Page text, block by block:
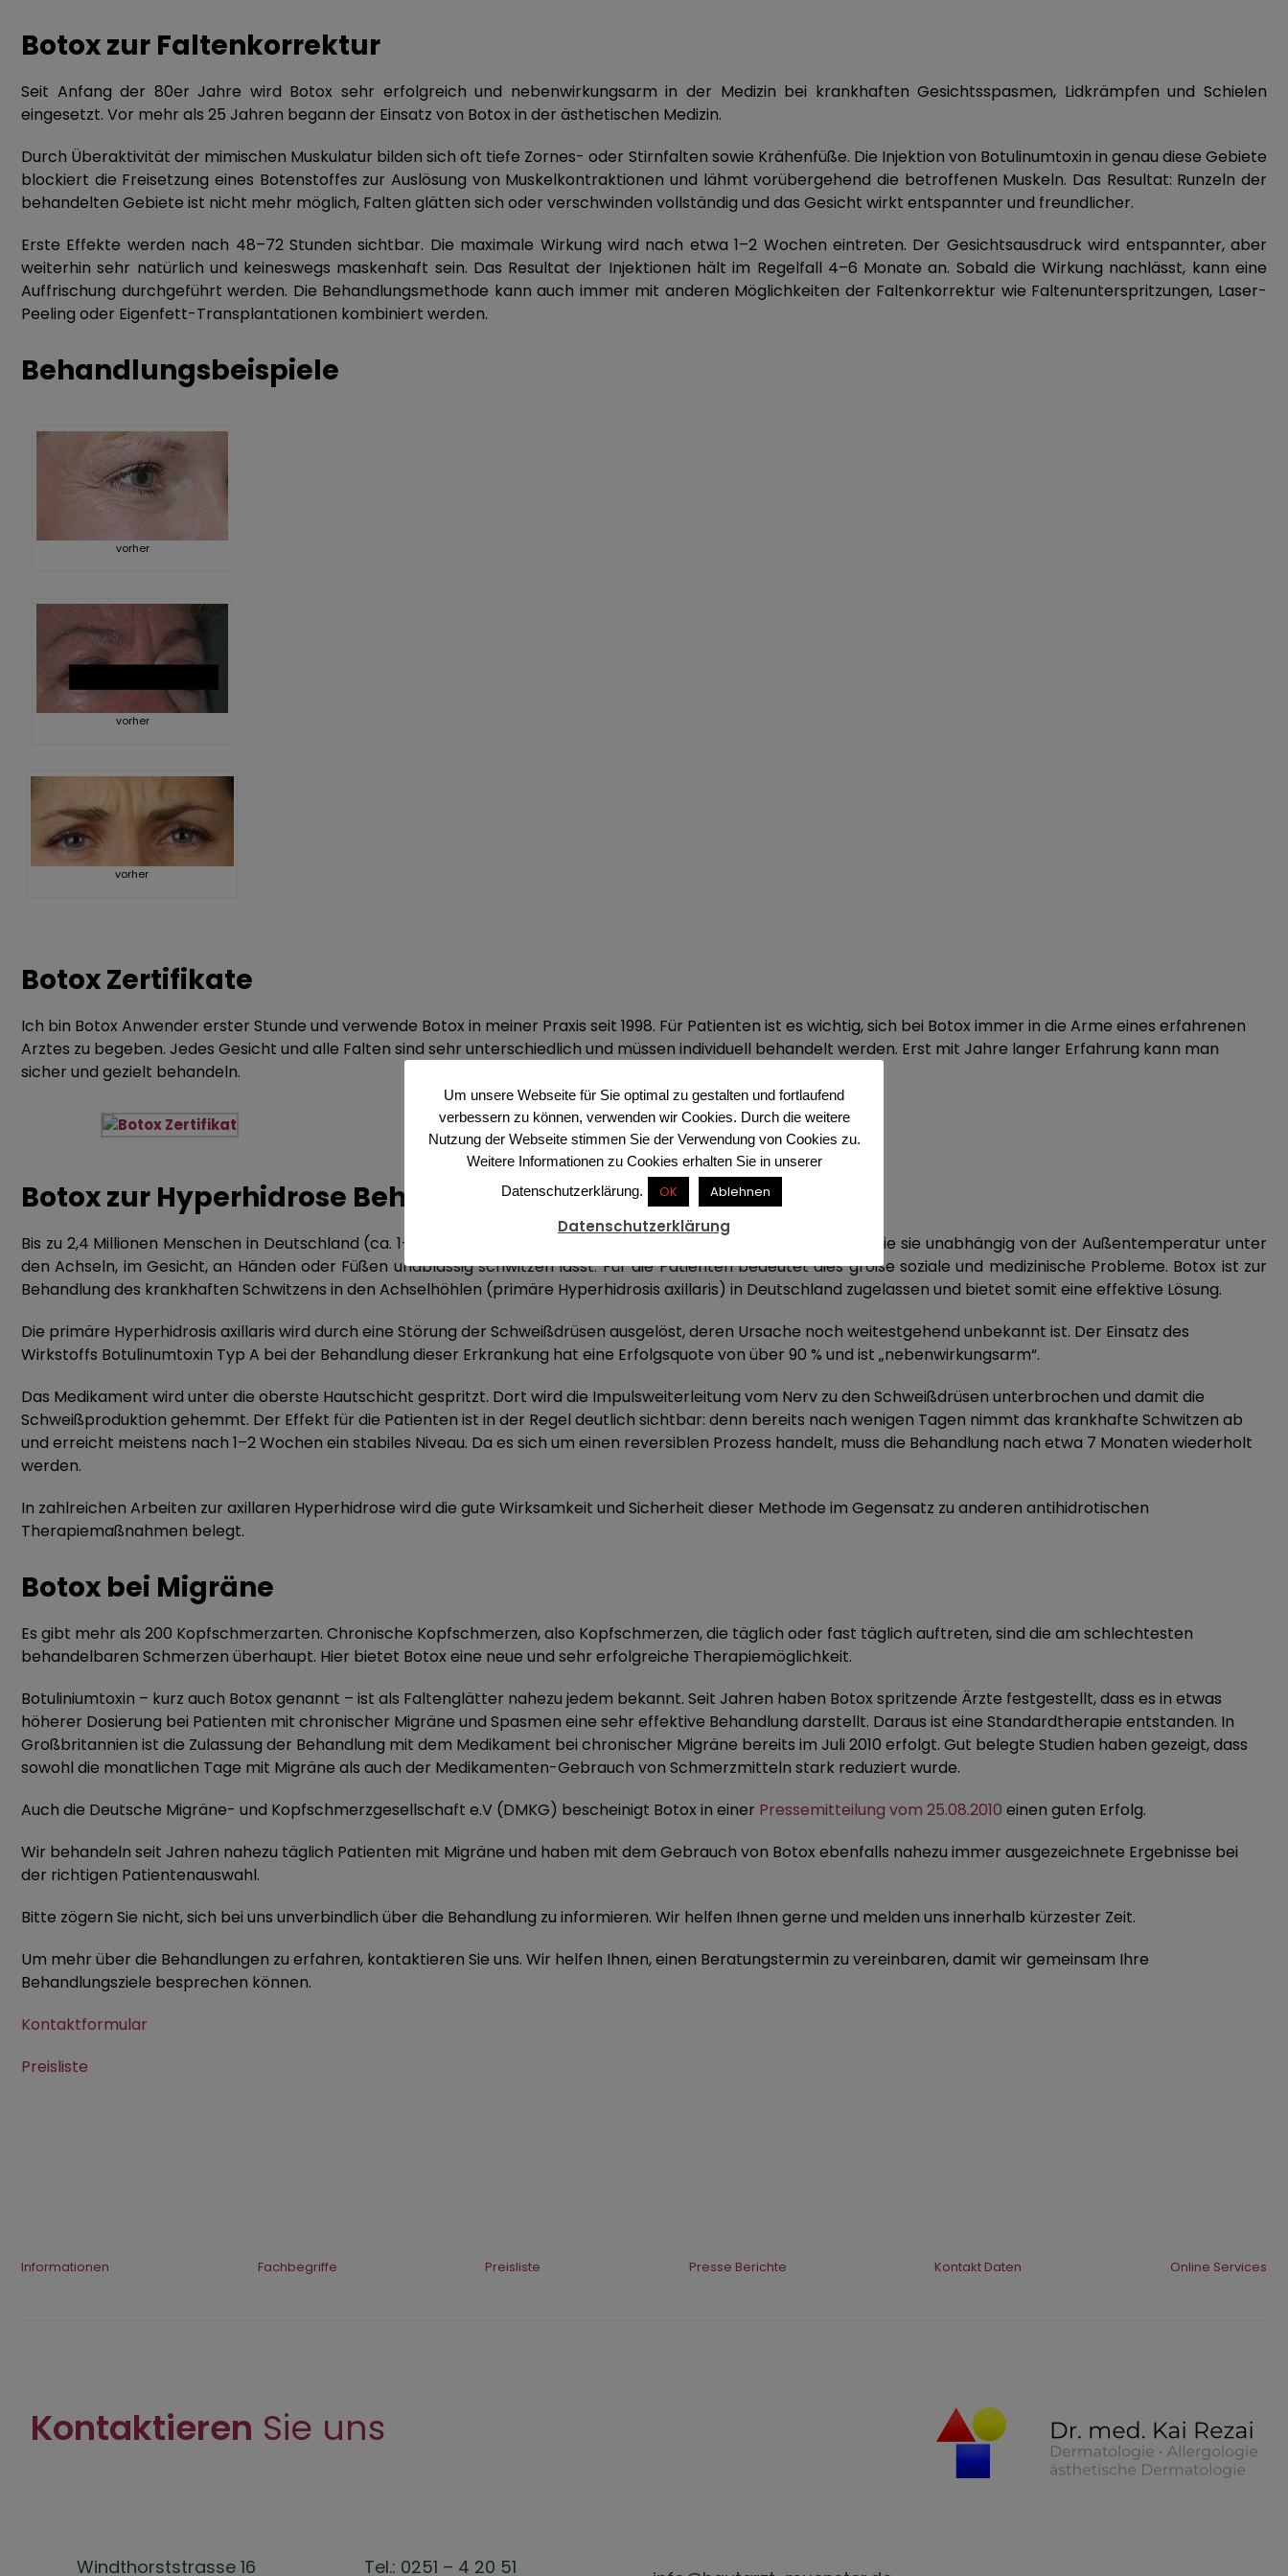
Botox zur Faltenkorrektur
Seit Anfang der 80er Jahre wird Botox sehr erfolgreich und nebenwirkungsarm in der Medizin bei krankhaften Gesichtsspasmen, Lidkrämpfen und Schielen
eingesetzt. Vor mehr als 25 Jahren begann der Einsatz von Botox in der ästhetischen Medizin.
Durch Überaktivität der mimischen Muskulatur bilden sich oft tiefe Zornes- oder Stirnfalten sowie Krähenfüße. Die Injektion von Botulinumtoxin in genau diese Gebiete
blockiert die Freisetzung eines Botenstoffes zur Auslösung von Muskelkontraktionen und lähmt vorübergehend die betroffenen Muskeln. Das Resultat: Runzeln der
behandelten Gebiete ist nicht mehr möglich, Falten glätten sich oder verschwinden vollständig und das Gesicht wirkt entspannter und freundlicher.
Erste Effekte werden nach 48–72 Stunden sichtbar. Die maximale Wirkung wird nach etwa 1–2 Wochen eintreten. Der Gesichtsausdruck wird entspannter, aber
weiterhin sehr natürlich und keineswegs maskenhaft sein. Das Resultat der Injektionen hält im Regelfall 4–6 Monate an. Sobald die Wirkung nachlässt, kann eine
Auffrischung durchgeführt werden. Die Behandlungsmethode kann auch immer mit anderen Möglichkeiten der Faltenkorrektur wie Faltenunterspritzungen, Laser-
Peeling oder Eigenfett-Transplantationen kombiniert werden.
Behandlungsbeispiele
vorher
vorher
vorher
Botox Zertifikate
Ich bin Botox Anwender erster Stunde und verwende Botox in meiner Praxis seit 1998. Für Patienten ist es wichtig, sich bei Botox immer in die Arme eines erfahrenen
Arztes zu begeben. Jedes Gesicht und alle Falten sind sehr unterschiedlich und müssen individuell behandelt werden. Erst mit Jahre langer Erfahrung kann man
sicher und gezielt behandeln.
Botox zur Hyperhidrose Behandlung
Bis zu 2,4 Millionen Menschen in Deutschland (ca. 1–3 % der Bevölkerung) leiden an der Krankheit ‚Hyperhidrose‘, die sie unabhängig von der Außentemperatur unter
den Achseln, im Gesicht, an Händen oder Füßen unablässig schwitzen lässt. Für die Patienten bedeutet dies große soziale und medizinische Probleme. Botox ist zur
Behandlung des krankhaften Schwitzens in den Achselhöhlen (primäre Hyperhidrosis axillaris) in Deutschland zugelassen und bietet somit eine effektive Lösung.
Die primäre Hyperhidrosis axillaris wird durch eine Störung der Schweißdrüsen ausgelöst, deren Ursache noch weitestgehend unbekannt ist. Der Einsatz des
Wirkstoffs Botulinumtoxin Typ A bei der Behandlung dieser Erkrankung hat eine Erfolgsquote von über 90 % und ist „nebenwirkungsarm“.
Das Medikament wird unter die oberste Hautschicht gespritzt. Dort wird die Impulsweiterleitung vom Nerv zu den Schweißdrüsen unterbrochen und damit die
Schweißproduktion gehemmt. Der Effekt für die Patienten ist in der Regel deutlich sichtbar: denn bereits nach wenigen Tagen nimmt das krankhafte Schwitzen ab
und erreicht meistens nach 1–2 Wochen ein stabiles Niveau. Da es sich um einen reversiblen Prozess handelt, muss die Behandlung nach etwa 7 Monaten wiederholt
werden.
In zahlreichen Arbeiten zur axillaren Hyperhidrose wird die gute Wirksamkeit und Sicherheit dieser Methode im Gegensatz zu anderen antihidrotischen
Therapiemaßnahmen belegt.
Botox bei Migräne
Es gibt mehr als 200 Kopfschmerzarten. Chronische Kopfschmerzen, also Kopfschmerzen, die täglich oder fast täglich auftreten, sind die am schlechtesten
behandelbaren Schmerzen überhaupt. Hier bietet Botox eine neue und sehr erfolgreiche Therapiemöglichkeit.
Botuliniumtoxin – kurz auch Botox genannt – ist als Faltenglätter nahezu jedem bekannt. Seit Jahren haben Botox spritzende Ärzte festgestellt, dass es in etwas
höherer Dosierung bei Patienten mit chronischer Migräne und Spasmen eine sehr effektive Behandlung darstellt. Daraus ist eine Standardtherapie entstanden. In
Großbritannien ist die Zulassung der Behandlung mit dem Medikament bei chronischer Migräne bereits im Juli 2010 erfolgt. Gut belegte Studien haben gezeigt, dass
sowohl die monatlichen Tage mit Migräne als auch der Medikamenten-Gebrauch von Schmerzmitteln stark reduziert wurde.
Auch die Deutsche Migräne- und Kopfschmerzgesellschaft e.V (DMKG) bescheinigt Botox in einer Pressemitteilung vom 25.08.2010 einen guten Erfolg.
Wir behandeln seit Jahren nahezu täglich Patienten mit Migräne und haben mit dem Gebrauch von Botox ebenfalls nahezu immer ausgezeichnete Ergebnisse bei
der richtigen Patientenauswahl.
Bitte zögern Sie nicht, sich bei uns unverbindlich über die Behandlung zu informieren. Wir helfen Ihnen gerne und melden uns innerhalb kürzester Zeit.
Um mehr über die Behandlungen zu erfahren, kontaktieren Sie uns. Wir helfen Ihnen, einen Beratungstermin zu vereinbaren, damit wir gemeinsam Ihre
Behandlungsziele besprechen können.
Kontaktformular
Preisliste
Informationen Fachbegriffe Preisliste Presse Berichte Kontakt Daten Online Services
Kontaktieren Sie uns
Windthorststrasse 16 Tel.: 0251 – 4 20 51
Um unsere Webseite für Sie optimal zu gestalten und fortlaufend
verbessern zu können, verwenden wir Cookies. Durch die weitere
Nutzung der Webseite stimmen Sie der Verwendung von Cookies zu.
Weitere Informationen zu Cookies erhalten Sie in unserer
Datenschutzerklärung.
OK Ablehnen
Datenschutzerklärung
Rhinophym Behandlung
Micro Needling Therapie bei Akne Narben
Wire Skalpell®
Lipodystrophie
Ästhetische Laser Behandlung
Fadenlifting
Ohrläppchen Korrektur
Fruchtsäure Peeling
Nofretete Lift
Hylase® oder Hyaluronidase
Mesotherapie
Carboxytherapie
Polynukleotide Behandlung
Baby Botox
Gynäkomastie Behandlung